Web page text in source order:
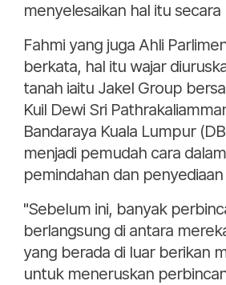
menyelesaikan hal itu secara
Fahmi yang juga Ahli
berkata, hal itu wajar
tanah iaitu Jakel Group
Kuil Dewi Sri
Bandaraya Kuala Lumpur
menjadi pemudah cara
pemindahan dan
"Sebelum ini, banyak
berlangsung di antara
yang berada di luar berikan
untuk meneruskan